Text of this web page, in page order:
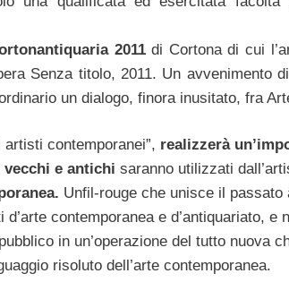
2011di Cortona di cui
Senza titolo, 2011. Un avvenimento
un dialogo, finora inusitato, fra
contemporanei”, realizzerà
e antichi saranno utilizzati
Unfil-rouge che unisce il passato
contemporanea e d’antiquariato, e
in un’operazione del tutto nuova
risoluto dell’arte contemporanea.